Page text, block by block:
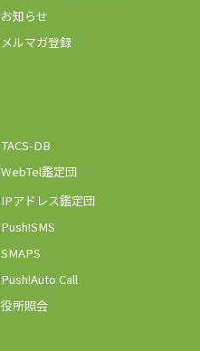
お知らせ
メルマガ登録
TACS-DB
WebTel鑑定団
IPアドレス鑑定団
Push!SMS
SMAPS
Push!Auto Call
役所照会